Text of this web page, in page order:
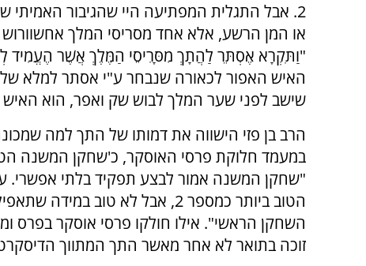
2. אבל התגלית המפתיעה היי שהגיבור האמיתי
או המן הרשע, אלא אחד מסריסי המלך
"וַתִּקְרָא אֶסְתֵּר לַהֲתָךְ מִסָּרִיסֵי הַמֶּלֶךְ אֲשֶׁר הֶעֱמִיד
האיש האפור לכאורה שנבחר ע"י אסתר למלא
שישב לפני שער המלך לבוש שק ואפר, הוא
הרב בן פזי הישווה את דמותו של התך למה
במעמד חלוקת פרסי האוסקר, כ'שחקן המשנה
"שחקן המשנה אמור לבצע תפקיד בלתי אפשרי.
הטוב ביותר כמספר 2, אבל לא טוב במידה
השחקן הראשי". אילו חולקו פרסי אוסקר בפרס
זוכה בתואר לא אחר מאשר התך המתווך